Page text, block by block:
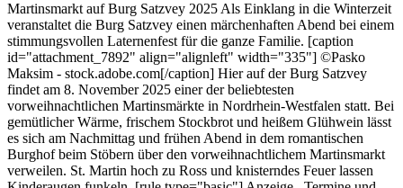
Martinsmarkt auf Burg Satzvey 2025 Als Einklang in die Winterzeit
veranstaltet die Burg Satzvey einen märchenhaften Abend bei einem
stimmungsvollen Laternenfest für die ganze Familie. [caption
id="attachment_7892" align="alignleft" width="335"] ©Pasko
Maksim - stock.adobe.com[/caption] Hier auf der Burg Satzvey
findet am 8. November 2025 einer der beliebtesten
vorweihnachtlichen Martinsmärkte in Nordrhein-Westfalen statt. Bei
gemütlicher Wärme, frischem Stockbrot und heißem Glühwein lässt
es sich am Nachmittag und frühen Abend in dem romantischen
Burghof beim Stöbern über den vorweihnachtlichem Martinsmarkt
verweilen. St. Martin hoch zu Ross und knisterndes Feuer lassen